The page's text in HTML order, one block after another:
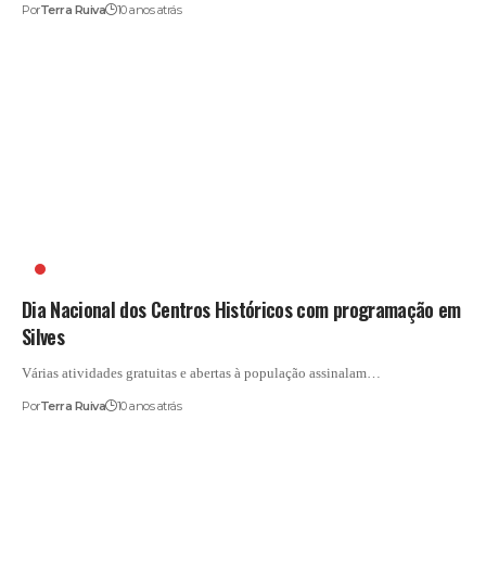
PorTerra Ruiva 10 anos atrás
Dia Nacional dos Centros Históricos com programação em
Silves
Várias atividades gratuitas e abertas à população assinalam…
PorTerra Ruiva 10 anos atrás